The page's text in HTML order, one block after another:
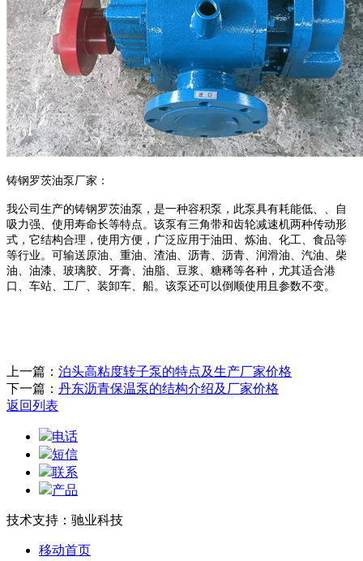
铸钢罗茨油泵 厂家：
我公司生产的铸钢罗茨油泵 ，是一种容积泵，此泵具有耗能低、、自
吸力强、使用寿命长等特点。该泵有三角带和齿轮减速机两种传动形
式，它结构合理，使用方便，广泛应用于油田、炼油、化工、食品等
等行业。可输送原油、重油、渣油、沥青、沥青、润滑油、汽油、柴
油、油漆、玻璃胶、牙膏、油脂、豆浆、糖稀等各种，尤其适合港
口、车站、工厂、装卸车、船。该泵还可以倒顺使用且参数不变。
上一篇： 泊头高粘度转子泵的特点及生产厂家价格
下一篇： 丹东沥青保温泵的结构介绍及厂家价格
返回列表
电话
短信
联系
产品
技术支持：驰业科技
移动首页